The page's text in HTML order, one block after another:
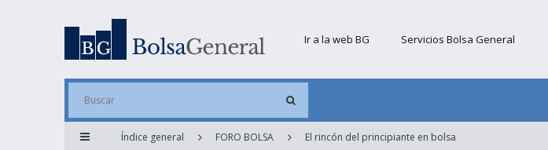
Ir a la web BG Servicios Bolsa General
Índice general FORO BOLSA El rincón del principiante en bolsa